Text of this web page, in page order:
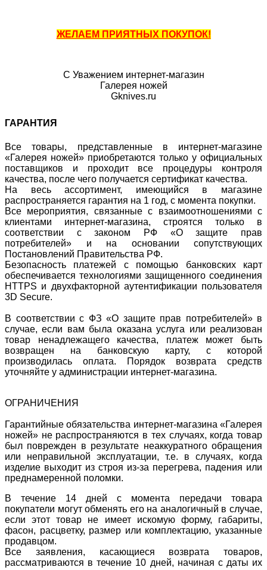
ЖЕЛАЕМ ПРИЯТНЫХ ПОКУПОК!
С Уважением интернет-магазин
Галерея ножей
Gknives.ru
ГАРАНТИЯ
Все товары, представленные в интернет-магазине
«Галерея ножей» приобретаются только у официальных
поставщиков и проходит все процедуры контроля
качества, после чего получается сертификат качества.
На весь ассортимент, имеющийся в магазине
распространяется гарантия на 1 год, с момента покупки.
Все мероприятия, связанные с взаимоотношениями с
клиентами интернет-магазина, строятся только в
соответствии с законом РФ «О защите прав
потребителей» и на основании сопутствующих
Постановлений Правительства РФ.
Безопасность платежей с помощью банковских карт
обеспечивается технологиями защищенного соединения
HTTPS и двухфакторной аутентификации пользователя
3D Secure.
В соответствии с ФЗ «О защите прав потребителей» в
случае, если вам была оказана услуга или реализован
товар ненадлежащего качества, платеж может быть
возвращен на банковскую карту, с которой
производилась оплата. Порядок возврата средств
уточняйте у администрации интернет-магазина.
ОГРАНИЧЕНИЯ
Гарантийные обязательства интернет-магазина «Галерея
ножей» не распространяются в тех случаях, когда товар
был поврежден в результате неаккуратного обращения
или неправильной эксплуатации, т.е. в случаях, когда
изделие выходит из строя из-за перегрева, падения или
преднамеренной поломки.
В течение 14 дней с момента передачи товара
покупатели могут обменять его на аналогичный в случае,
если этот товар не имеет искомую форму, габариты,
фасон, расцветку, размер или комплектацию, указанные
продавцом.
Все заявления, касающиеся возврата товаров,
рассматриваются в течение 10 дней, начиная с даты их